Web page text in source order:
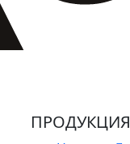
ПРОДУКЦИЯ